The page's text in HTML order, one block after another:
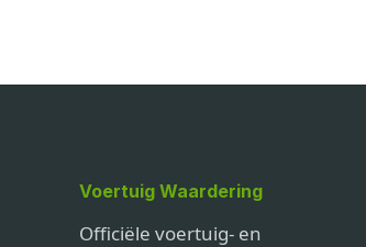
Voertuig Waardering
Officiële voertuig- en